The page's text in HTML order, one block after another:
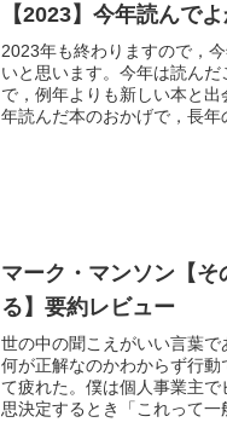
【2023】今年読んで
2023年も終わりますので，
いと思います。今年は読ん
で，例年よりも新しい本と
年読んだ本のおかげで，長年
マーク・マンソン【
る】要約レビュー
世の中の聞こえがいい言葉
何が正解なのかわからず行
て疲れた。僕は個人事業主
思決定するとき「これって一